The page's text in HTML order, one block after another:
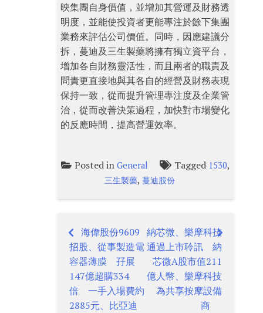
映集團自身價值，並增加其營運及財務透
明度，並能使投資者更能專注於餘下集團
業務來評估公司價值。同時，因應建議分
拆，蔓迪及三生製藥將擁有獨立資平台，
增加各自財務靈活性，而且兩者的職責及
問責更直接地與其各自的經營及財務表現
保持一致，從而提升管理專注度及企業管
治，從而改善決策過程，加快對市場變化
的反應時間，提高營運效率。
Posted inGeneral Tagged 1530,
三生製藥,蔓迪股份
Post
navigation
海偉股份9609
招股、從事製造電
容器薄膜 孖展
147億超購334
倍 一手入場費約
2885元、比亞迪
納芯微、樂摩科技
通過上市聆訊 納
芯微A股市值211
億人幣、樂摩科技
為共享按摩設備
商